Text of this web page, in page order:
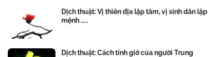
Dịch thuật: Vị thiên địa lập tâm, vị sinh dân lập
mệnh .....
Dịch thuật: Cách tính giờ của người Trung